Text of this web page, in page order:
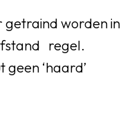
getraind worden in
regel.
geen ‘haard’